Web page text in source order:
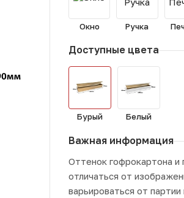
Окно Ручка
Доступные цвета
Бурый Белый
Важная информация
Оттенок гофрокартона и
отличаться от
варьироваться от